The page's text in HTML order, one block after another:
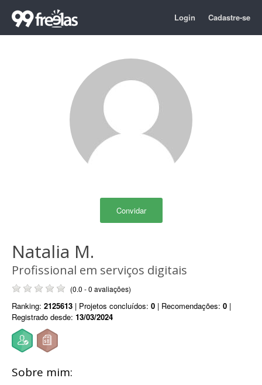
Login Cadastre-se
Convidar
Natalia M.
Profissional em serviços digitais
(0.0 - 0 avaliações)
Ranking: 2125613 | Projetos concluídos: 0 | Recomendações: 0 |
Registrado desde: 13/03/2024
Sobre mim: